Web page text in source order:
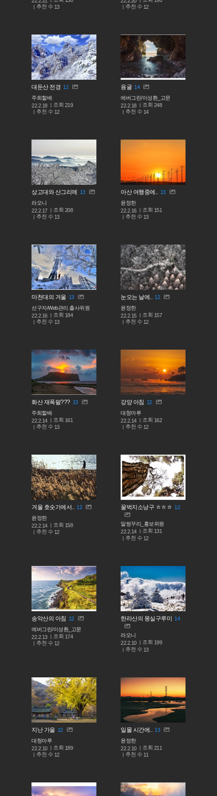
추천 수 13
추천 수 12
대둔산 전경 12
주희할배
22.2.18
조회 219
추천 수 12
용굴 14
에버그린/이성환_고문
22.2.18
조회 248
추천 수 14
상고대와 산그리메
13
라오니
22.2.17
조회 208
추천 수 13
아산 여행중에.. 13
윤정한
22.2.16
조회 151
추천 수 13
마천대의 겨울 13
선구자/Web관리.출사위원
22.2.16
조회 184
추천 수 13
눈오는 날에.. 12
윤정한
22.2.15
조회 157
추천 수 12
화산 재폭팔??? 13
주희할배
22.2.14
조회 161
추천 수 13
강양 아침
12
대청마루
22.2.14
조회 162
추천 수 12
겨울 호숫가에서.. 12
윤정한
22.2.14
조회 158
추천 수 12
꿀벅지소낭구 ㅎㅎㅎ 12
말썽꾸리_홍보위원
22.2.14
조회 131
추천 수 12
송악산의 아침
12
에버그린/이성환_고문
22.2.13
조회 174
추천 수 12
한라산의 몽실구루미 14
라오니
22.2.10
조회 199
추천 수 13
지난 가을 12
대청마루
22.2.10
조회 189
추천 수 12
일몰 시간에.. 13
윤정한
22.2.10
조회 211
추천 수 11